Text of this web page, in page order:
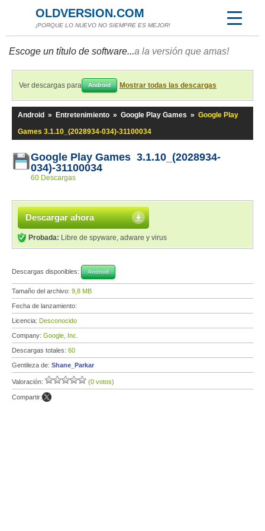
OLDVERSION.COM
¡PORQUE LO NUEVO NO SIEMPRE ES MEJOR!
Escoge un título de software...a la versión que amas!
Ver descargas para Android Mostrar todas las descargas
Android » Entretenimiento » Google Play Games » Google Play
Games 3.1.10_(2028934-034)-31100034
Google Play Games 3.1.10_(2028934-
034)-31100034
60 Descargas
Descargar ahora
Probada: Libre de spyware, adware y virus
Descargas disponibles: Android
Tamaño del archivo: 9,8 MB
Fecha de lanzamiento:
Licencia: Desconocido
Company: Google, Inc.
Descargas totales: 60
Gentileza de: Shane_Parkar
Valoración: (0 votos)
Compartir: